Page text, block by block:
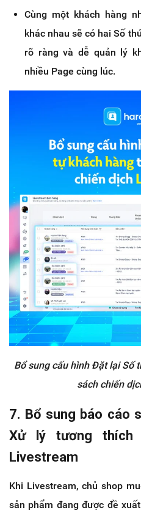
Cùng một khách hàng
khác nhau sẽ có hai Số
rõ ràng và dễ quản lý
nhiều Page cùng lúc.
Bổ sung cấu hình Đặt lại Số
sách chiến
7. Bổ sung báo cáo
Xử lý tương thích
Livestream
Khi Livestream, chủ shop
sản phẩm đang được đề